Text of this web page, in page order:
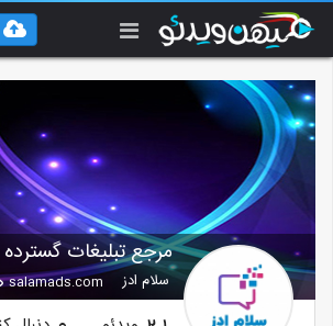
سلام ادز salamads.com